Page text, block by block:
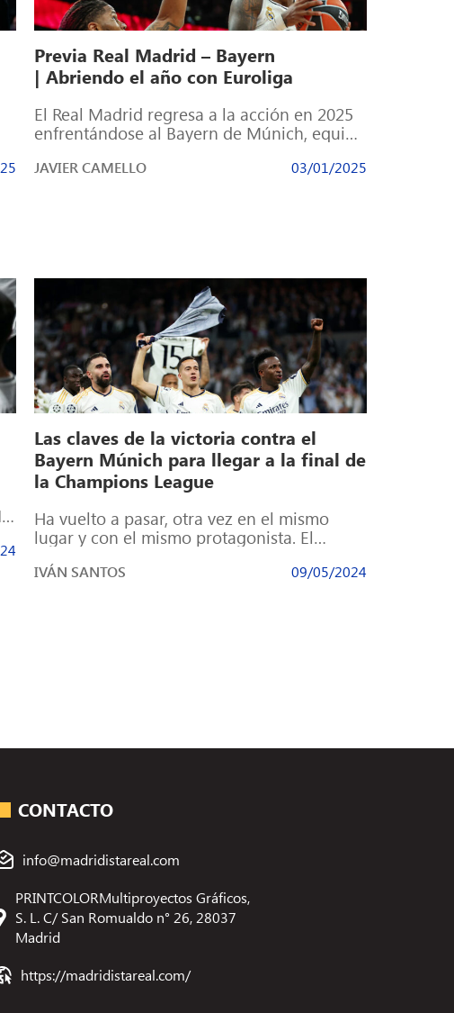
Previa Real Madrid – Bayern
| Abriendo el año con Euroliga
El Real Madrid regresa a la acción en 2025
enfrentándose al Bayern de Múnich, equipo
JAVIER CAMELLO 03/01/2025
Las claves de la victoria contra el
Bayern Múnich para llegar a la final de
la Champions League
Ha vuelto a pasar, otra vez en el mismo
lugar y con el mismo protagonista. El
IVÁN SANTOS 09/05/2024
CONTACTO
info@madridistareal.com
PRINTCOLORMultiproyectos Gráficos,
S. L. C/ San Romualdo n° 26, 28037
Madrid
https://madridistareal.com/